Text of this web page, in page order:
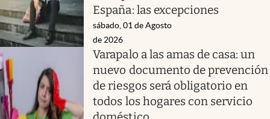
España: las excepciones
sábado, 01 de Agosto
de 2026
Varapalo a las amas de casa: un
nuevo documento de prevención
de riesgos será obligatorio en
todos los hogares con servicio